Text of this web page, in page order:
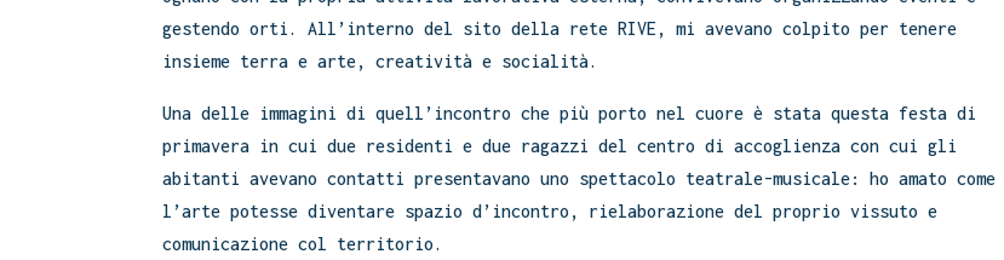
gestendo orti. All’interno del sito della rete RIVE, mi avevano colpito per tenere
insieme terra e arte, creatività e socialità.
Una delle immagini di quell’incontro che più porto nel cuore è stata questa festa di
primavera in cui due residenti e due ragazzi del centro di accoglienza con cui gli
abitanti avevano contatti presentavano uno spettacolo teatrale-musicale: ho amato come
l’arte potesse diventare spazio d’incontro, rielaborazione del proprio vissuto e
comunicazione col territorio.